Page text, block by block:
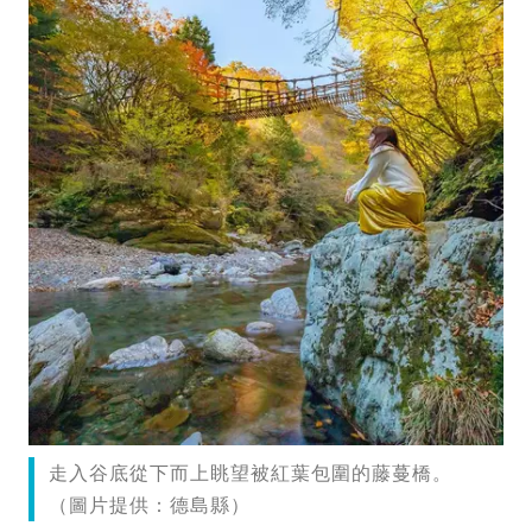
走入谷底從下而上眺望被紅葉包圍的藤蔓橋。
（圖片提供：德島縣）